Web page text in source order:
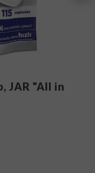
JAR "All in